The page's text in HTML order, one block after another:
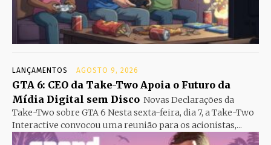
LANÇAMENTOS AGOSTO 9, 2026
GTA 6: CEO da Take-Two Apoia o Futuro da
Mídia Digital sem Disco Novas Declarações da
Take-Two sobre GTA 6 Nesta sexta-feira, dia 7, a Take-Two
Interactive convocou uma reunião para os acionistas,...